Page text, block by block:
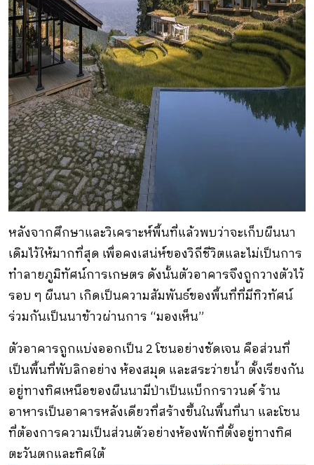
หลังจากศึกษาและวิเคราะห์พื้นที่แล้วพบว่าจะเก็บผืนนา
เดิมไว้ให้มากที่สุด เพื่อคงเสน่ห์ของวิถีชีวิตและไม่เป็นการ
ทำลายภูมิทัศน์การเกษตร ดังนั้นตัวอาคารจึงถูกวางตัวไว้
รอบ ๆ ผืนนา เกิดเป็นความสัมพันธ์ของพื้นที่ที่มีทิวทัศน์
ร่วมกันเป็นนาข้าวผ่านการ “มองเห็น”
ตัวอาคารถูกแบ่งออกเป็น 2 โซนอย่างชัดเจน คือส่วนที่
เป็นพื้นที่พับลิกอย่าง ห้องสมุด และสระว่ายน้ำ ตั้งเรียงกัน
อยู่ทางทิศเหนือของผืนนามีป่าเป็นแบ็กกราวนด์ ร้าน
อาหารเป็นอาคารหลังเดียวที่สร้างขึ้นในพื้นที่นา และโซน
ที่ต้องการความเป็นส่วนตัวอย่างห้องพักที่ตั้งอยู่ทางทิศ
ตะวันตกและทิศใต้